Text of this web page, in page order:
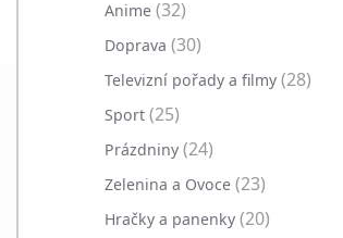
Anime (32)
Doprava (30)
Televizní pořady a filmy (28)
Sport (25)
Prázdniny (24)
Zelenina a Ovoce (23)
Hračky a panenky (20)